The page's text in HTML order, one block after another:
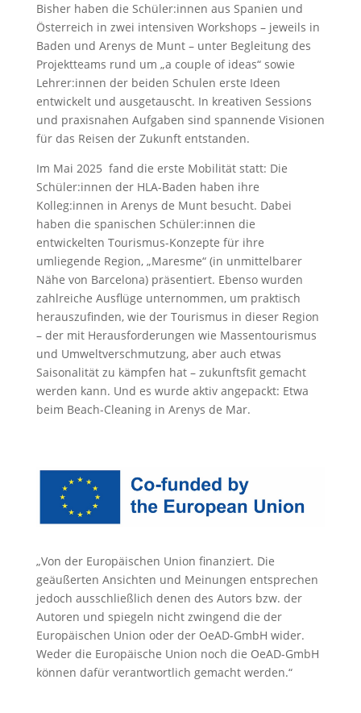
Bisher haben die Schüler:innen aus Spanien und
Österreich in zwei intensiven Workshops – jeweils in
Baden und Arenys de Munt – unter Begleitung des
Projektteams rund um „a couple of ideas“ sowie
Lehrer:innen der beiden Schulen erste Ideen
entwickelt und ausgetauscht. In kreativen Sessions
und praxisnahen Aufgaben sind spannende Visionen
für das Reisen der Zukunft entstanden.
Im Mai 2025 fand die erste Mobilität statt: Die
Schüler:innen der HLA-Baden haben ihre
Kolleg:innen in Arenys de Munt besucht. Dabei
haben die spanischen Schüler:innen die
entwickelten Tourismus-Konzepte für ihre
umliegende Region, „Maresme“ (in unmittelbarer
Nähe von Barcelona) präsentiert. Ebenso wurden
zahlreiche Ausflüge unternommen, um praktisch
herauszufinden, wie der Tourismus in dieser Region
– der mit Herausforderungen wie Massentourismus
und Umweltverschmutzung, aber auch etwas
Saisonalität zu kämpfen hat – zukunftsfit gemacht
werden kann. Und es wurde aktiv angepackt: Etwa
beim Beach-Cleaning in Arenys de Mar.
„Von der Europäischen Union finanziert. Die
geäußerten Ansichten und Meinungen entsprechen
jedoch ausschließlich denen des Autors bzw. der
Autoren und spiegeln nicht zwingend die der
Europäischen Union oder der OeAD-GmbH wider.
Weder die Europäische Union noch die OeAD-GmbH
können dafür verantwortlich gemacht werden.“